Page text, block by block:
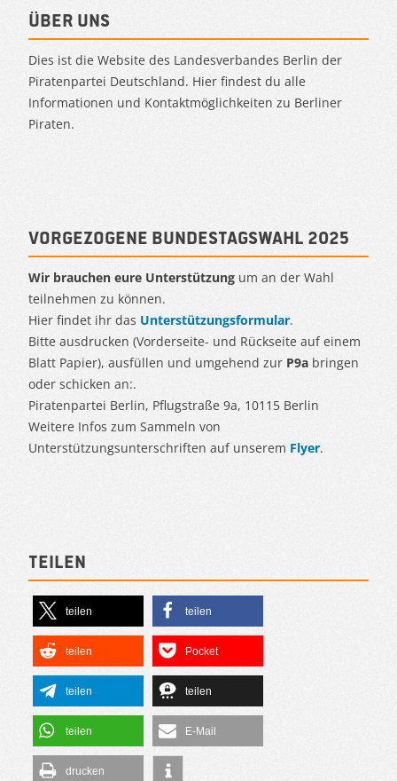
Über uns
Dies ist die Website des Landesverbandes Berlin der
Piratenpartei Deutschland. Hier findest du alle
Informationen und Kontaktmöglichkeiten zu Berliner
Piraten.
Vorgezogene Bundestagswahl 2025
Wir brauchen eure Unterstützung um an der Wahl
teilnehmen zu können.
Hier findet ihr das Unterstützungsformular.
Bitte ausdrucken (Vorderseite- und Rückseite auf einem
Blatt Papier), ausfüllen und umgehend zur P9a bringen
oder schicken an:.
Piratenpartei Berlin, Pflugstraße 9a, 10115 Berlin
Weitere Infos zum Sammeln von
Unterstützungsunterschriften auf unserem Flyer.
Teilen
teilen teilen
teilen Pocket
teilen teilen
teilen E-Mail
drucken